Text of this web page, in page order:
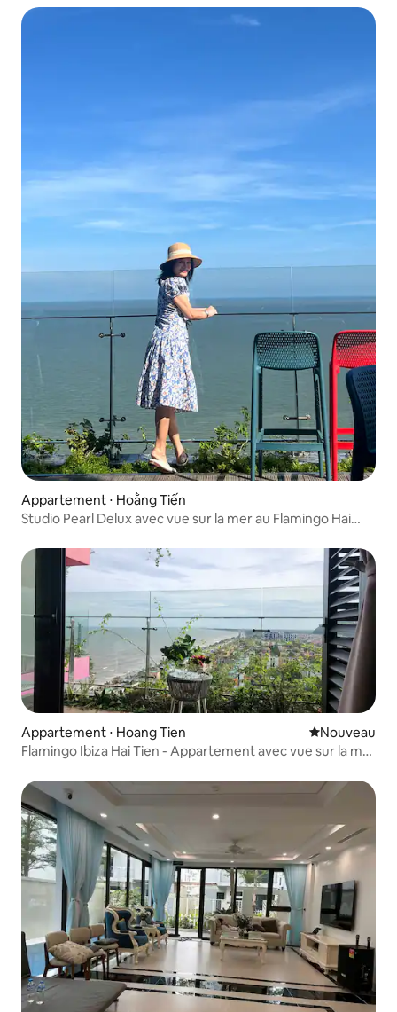
Appartement ⋅ Hoằng Tiến
Studio Pearl Delux avec vue sur la mer au Flamingo Hai
Appartement ⋅ Hoang Tien Nouvel
Nouveau
Flamingo Ibiza Hai Tien - Appartement avec vue sur la mer